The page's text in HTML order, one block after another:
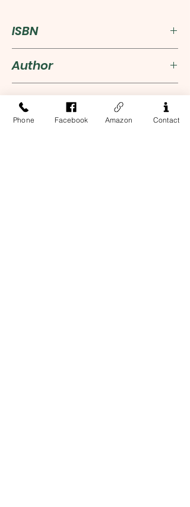
ISBN
9787122459428
Author
雷波
Publisher
化学工业出版社
Phone Facebook Amazon Contact